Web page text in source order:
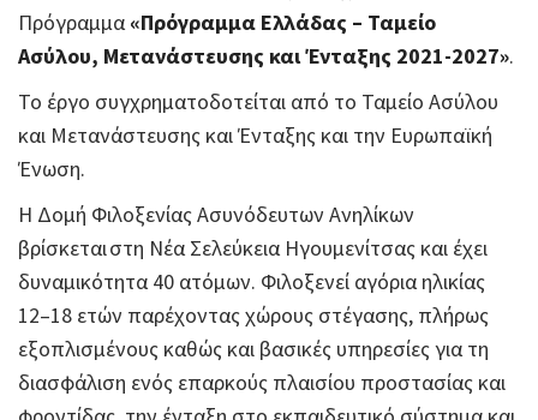
Πρόγραμμα«Πρόγραμμα Ελλάδας – Ταμείο
Ασύλου, Μετανάστευσης και Ένταξης 2021-2027».
Το έργο συγχρηματοδοτείται από το Ταμείο Ασύλου
και Μετανάστευσης και Ένταξης και την Ευρωπαϊκή
Ένωση.
Η Δομή Φιλοξενίας Ασυνόδευτων Ανηλίκων
βρίσκεται στη Νέα Σελεύκεια Ηγουμενίτσας και έχει
δυναμικότητα 40 ατόμων. Φιλοξενεί αγόρια ηλικίας
12–18 ετών παρέχοντας χώρους στέγασης, πλήρως
εξοπλισμένους καθώς και βασικές υπηρεσίες για τη
διασφάλιση ενός επαρκούς πλαισίου προστασίας και